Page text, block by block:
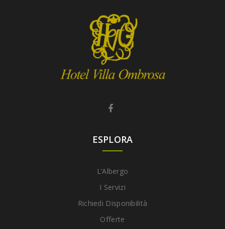
ESPLORA
L’Albergo
I Servizi
Richiedi Disponibilità
Offerte